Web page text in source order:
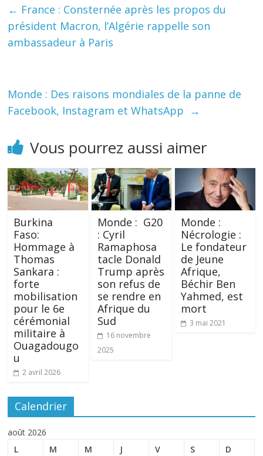
← France : Consternée après les propos du
président Macron, l’Algérie rappelle son
ambassadeur à Paris
Monde : Des raisons mondiales de la panne de
Facebook, Instagram et WhatsApp →
Vous pourrez aussi aimer
Burkina
Faso:
Hommage à
Thomas
Sankara :
forte
mobilisation
pour le 6e
cérémonial
militaire à
Ouagadougo
u
2 avril 2026
Monde : G20
: Cyril
Ramaphosa
tacle Donald
Trump après
son refus de
se rendre en
Afrique du
Sud
16 novembre
2025
Monde :
Nécrologie :
Le fondateur
de Jeune
Afrique,
Béchir Ben
Yahmed, est
mort
3 mai 2021
Calendrier
août 2026
L
M M J V S D